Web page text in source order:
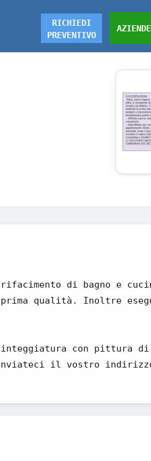
AZIENDE
RICHIEDI
PREVENTIVO
di bagno e
qualità. Inoltre
tinteggiatura con pittura
Inviateci il vostro